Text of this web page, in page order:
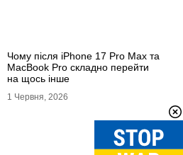
Чому після iPhone 17 Pro Max та
MacBook Pro складно перейти
на щось інше
1 Червня, 2026